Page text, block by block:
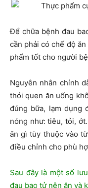
Để chữa bệnh đau
cần phải có chế độ
phẩm tốt cho người
Nguyên nhân chính
thói quen ăn uống
đúng bữa, lạm dụng
nóng như: tiêu, tỏi,
ăn gì tùy thuộc vào
điều chỉnh cho phù
Sau đây là một số
đau bao tử nên ăn và